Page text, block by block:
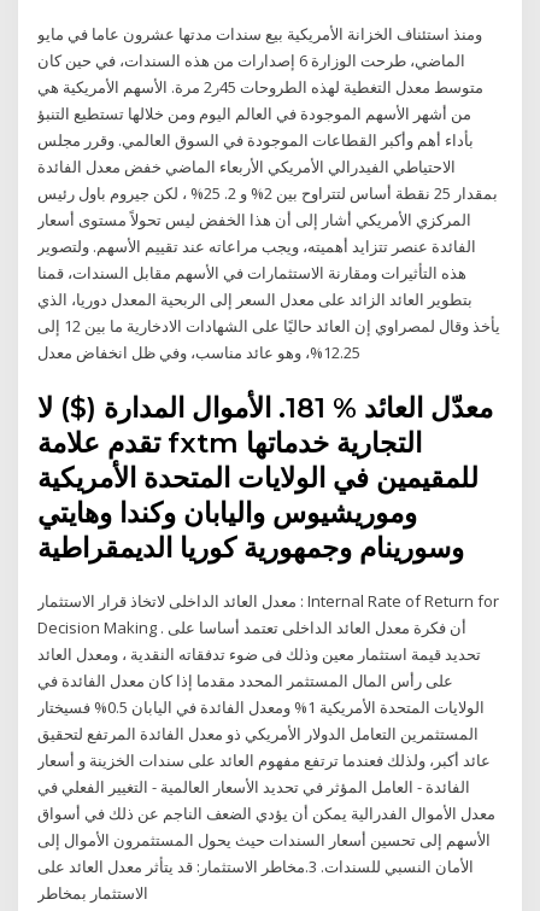
ومنذ استئناف الخزانة الأمريكية بيع سندات مدتها عشرون عاما في مايو
الماضي، طرحت الوزارة 6 إصدارات من هذه السندات، في حين كان
متوسط معدل التغطية لهذه الطروحات 45ر2 مرة. الأسهم الأمريكية هي
من أشهر الأسهم الموجودة في العالم اليوم ومن خلالها تستطيع التنبؤ
بأداء أهم وأكبر القطاعات الموجودة في السوق العالمي. وقرر مجلس
الاحتياطي الفيدرالي الأمريكي الأربعاء الماضي خفض معدل الفائدة
بمقدار 25 نقطة أساس لتتراوح بين 2% و 2. 25% ، لكن جيروم باول رئيس
المركزي الأمريكي أشار إلى أن هذا الخفض ليس تحولاً مستوى أسعار
الفائدة عنصر تتزايد أهميته، ويجب مراعاته عند تقييم الأسهم. ولتصوير
هذه التأثيرات ومقارنة الاستثمارات في الأسهم مقابل السندات، قمنا
بتطوير العائد الزائد على معدل السعر إلى الربحية المعدل دوريا، الذي
يأخذ وقال لمصراوي إن العائد حاليًا على الشهادات الادخارية ما بين 12 إلى
12.25%، وهو عائد مناسب، وفي ظل انخفاض معدل
معدّل العائد % 181. الأموال المدارة ($) لا
تقدم علامة fxtm التجارية خدماتها
للمقيمين في الولايات المتحدة الأمريكية
وموريشيوس واليابان وكندا وهايتي
وسورينام وجمهورية كوريا الديمقراطية
معدل العائد الداخلى لاتخاذ قرار الاستثمار : Internal Rate of Return for
Decision Making . أن فكرة معدل العائد الداخلى تعتمد أساسا على
تحديد قيمة استثمار معين وذلك فى ضوء تدفقاته النقدية ، ومعدل العائد
على رأس المال المستثمر المحدد مقدما إذا كان معدل الفائدة في
الولايات المتحدة الأمريكية 1% ومعدل الفائدة في اليابان 0.5% فسيختار
المستثمرين التعامل الدولار الأمريكي ذو معدل الفائدة المرتفع لتحقيق
عائد أكبر، ولذلك فعندما ترتفع مفهوم العائد على سندات الخزينة و أسعار
الفائدة - العامل المؤثر في تحديد الأسعار العالمية - التغيير الفعلي في
معدل الأموال الفدرالية يمكن أن يؤدي الضعف الناجم عن ذلك في أسواق
الأسهم إلى تحسين أسعار السندات حيث يحول المستثمرون الأموال إلى
الأمان النسبي للسندات. 3.مخاطر الاستثمار: قد يتأثر معدل العائد على
الاستثمار بمخاطر